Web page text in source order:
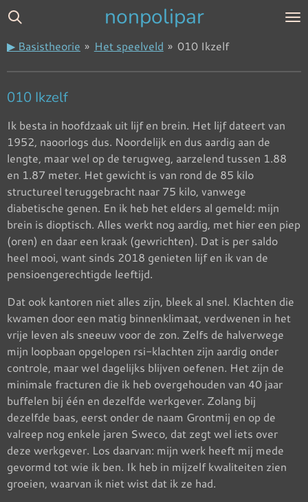
Ga
naar
nonpolipar
▶ Basistheorie » Het speelveld » 010 Ikzelf
010 Ikzelf
Ik besta in hoofdzaak uit lijf en brein. Het lijf dateert van
1952, naoorlogs dus. Noordelijk en dus aardig aan de
lengte, maar wel op de terugweg, aarzelend tussen 1.88
en 1.87 meter. Het gewicht is van rond de 85 kilo
structureel teruggebracht naar 75 kilo, vanwege
diabetische genen. En ik heb het elders al gemeld: mijn
brein is dioptisch. Alles werkt nog aardig, met hier een piep
(oren) en daar een kraak (gewrichten). Dat is per saldo
heel mooi, want sinds 2018 genieten lijf en ik van de
pensioengerechtigde leeftijd.
Dat ook kantoren niet alles zijn, bleek al snel. Klachten die
kwamen door een matig binnenklimaat, verdwenen in het
vrije leven als sneeuw voor de zon. Zelfs de halverwege
mijn loopbaan opgelopen rsi-klachten zijn aardig onder
controle, maar wel dagelijks blijven oefenen. Het zijn de
minimale fracturen die ik heb overgehouden van 40 jaar
buffelen bij één en dezelfde werkgever. Zolang bij
dezelfde baas, eerst onder de naam Grontmij en op de
valreep nog enkele jaren Sweco, dat zegt wel iets over
deze werkgever. Los daarvan: mijn werk heeft mij mede
gevormd tot wie ik ben. Ik heb in mijzelf kwaliteiten zien
groeien, waarvan ik niet wist dat ik ze had.